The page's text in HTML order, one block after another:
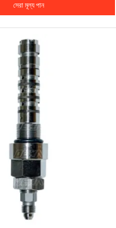
সেরা মূল্য পান